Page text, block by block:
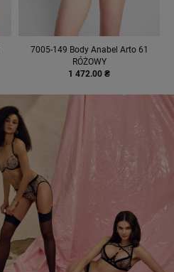
7005-149 Body Anabel Arto 61
RÓŻOWY
1 472.00 ₴